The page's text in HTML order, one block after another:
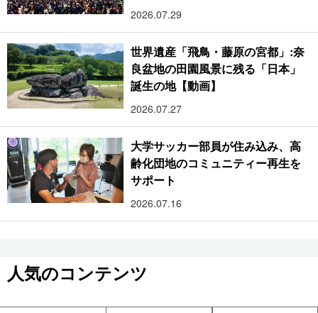
2026.07.29
世界遺産「飛鳥・藤原の宮都」:奈
良盆地の田園風景に残る「日本」
誕生の地【動画】
2026.07.27
大学サッカー部員が住み込み、高
齢化団地のコミュニティー再生を
サポート
2026.07.16
人気のコンテンツ